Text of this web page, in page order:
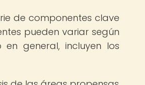
de componentes clave
pueden variar según
general, incluyen los